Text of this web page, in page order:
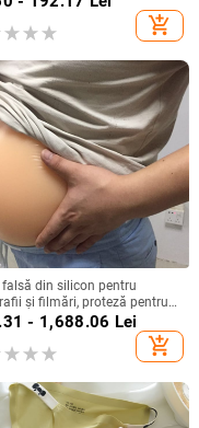
add_shopping_cart
falsă din silicon pentru
și filmări, proteză pentru
burtă de bere
- 1,688.06 Lei
add_shopping_cart